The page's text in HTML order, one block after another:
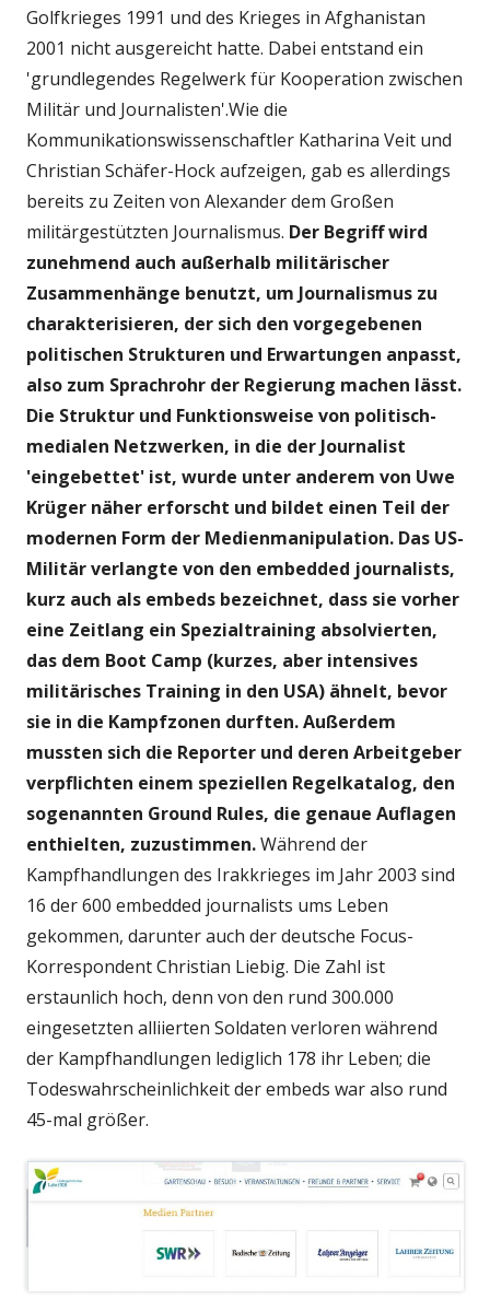
Golfkrieges 1991 und des Krieges in Afghanistan
2001 nicht ausgereicht hatte. Dabei entstand ein
'grundlegendes Regelwerk für Kooperation zwischen
Militär und Journalisten'.Wie die
Kommunikationswissenschaftler Katharina Veit und
Christian Schäfer-Hock aufzeigen, gab es allerdings
bereits zu Zeiten von Alexander dem Großen
militärgestützten Journalismus. Der Begriff wird
zunehmend auch außerhalb militärischer
Zusammenhänge benutzt, um Journalismus zu
charakterisieren, der sich den vorgegebenen
politischen Strukturen und Erwartungen anpasst,
also zum Sprachrohr der Regierung machen lässt.
Die Struktur und Funktionsweise von politisch-
medialen Netzwerken, in die der Journalist
'eingebettet' ist, wurde unter anderem von Uwe
Krüger näher erforscht und bildet einen Teil der
modernen Form der Medienmanipulation. Das US-
Militär verlangte von den embedded journalists,
kurz auch als embeds bezeichnet, dass sie vorher
eine Zeitlang ein Spezialtraining absolvierten,
das dem Boot Camp (kurzes, aber intensives
militärisches Training in den USA) ähnelt, bevor
sie in die Kampfzonen durften. Außerdem
mussten sich die Reporter und deren Arbeitgeber
verpflichten einem speziellen Regelkatalog, den
sogenannten Ground Rules, die genaue Auflagen
enthielten, zuzustimmen.Während der
Kampfhandlungen des Irakkrieges im Jahr 2003 sind
16 der 600 embedded journalists ums Leben
gekommen, darunter auch der deutsche Focus-
Korrespondent Christian Liebig. Die Zahl ist
erstaunlich hoch, denn von den rund 300.000
eingesetzten alliierten Soldaten verloren während
der Kampfhandlungen lediglich 178 ihr Leben; die
Todeswahrscheinlichkeit der embeds war also rund
45-mal größer.